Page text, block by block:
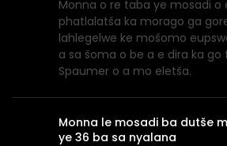
Monna o re taba ye mosadi o
phatlalatša ka morago ga
lahlegelwe ke mošomo
a sa šoma o be a e dira ka go
Spaumer o a mo eletša.
Monna le mosadi ba dutše
ye 36 ba sa nyalana